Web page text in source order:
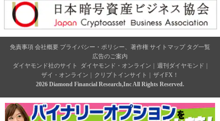
免責事項 会社概要 プライバシー・ポリシー、著作権 サイトマップ タグ一覧
広告のご案内
ダイヤモンド社のサイト
ダイヤモンド・オンライン 週刊ダイヤモンド
ザイ・オンライン
クリプトインサイト
ザイFX！
2026 Diamond Financial Research,Inc All Rights Reserved.